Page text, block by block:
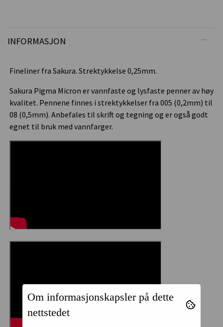
INFORMASJON
Fineliner fra Sakura. Strektykkelse 0,25mm.
Sakura Pigma Micron er vannfaste og lysfaste penner av høy
kvalitet. Pennene finnes i strektykkelser fra 005 (0,2mm) til
08 (0,5mm). Anbefales til skrift og tegning og er også godt
egnet til bruk med vannfarger.
Om informasjonskapsler på dette
nettstedet